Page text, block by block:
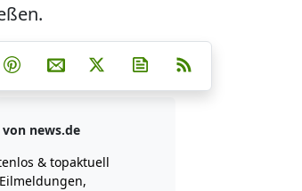
hinzufügen
Teilen auf Facebook
Teilen auf Whatsapp
Teilen auf Telegram
Teilen auf Pinterest
Per E-Mail teilen
Post auf XNewsletter
news.de
& topaktuell